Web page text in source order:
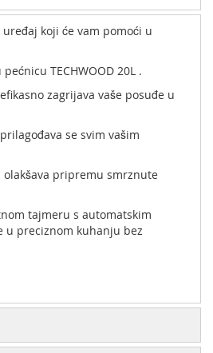
koji će vam pomoći u
TECHWOOD 20L .
zagrijava vaše posuđe u
se svim vašim
olakšava pripremu smrznute
tajmeru s automatskim
u preciznom kuhanju bez
osigurava ravnomjernu